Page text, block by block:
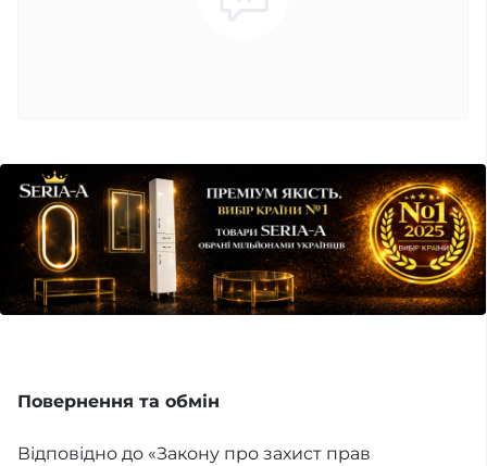
Повернення та обмін
Відповідно до «Закону про захист прав